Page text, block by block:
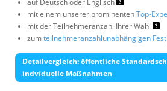
mit einem unserer prominentenTop-
mit der Teilnehmeranzahl Ihrer Wahl
zumteilnehmeranzahlunabhängigen
Detailvergleich: öffentliche
indviduelle Maßnahmen